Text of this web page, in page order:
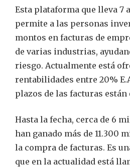
Esta plataforma que lleva 7
permite a las personas
montos en facturas de
de varias industrias,
riesgo. Actualmente está
rentabilidades entre 20%
plazos de las facturas están
Hasta la fecha, cerca de 6
han ganado más de 11.300
la compra de facturas. Es
que en la actualidad está